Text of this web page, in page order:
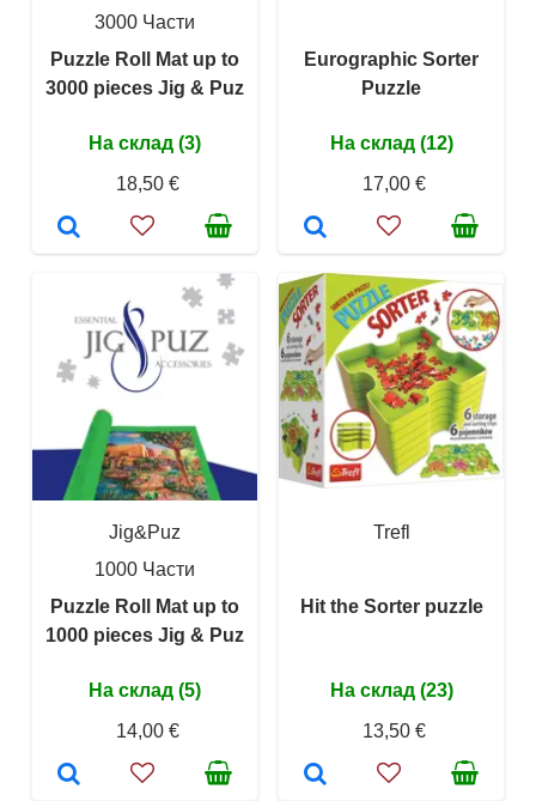
3000 Части
Puzzle Roll Mat up to
3000 pieces Jig & Puz
На склад (3)
18,50 €
Eurographic Sorter
Puzzle
На склад (12)
17,00 €
Jig&Puz
1000 Части
Puzzle Roll Mat up to
1000 pieces Jig & Puz
На склад (5)
14,00 €
Trefl
Hit the Sorter puzzle
На склад (23)
13,50 €